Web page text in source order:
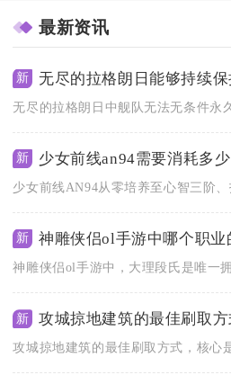
最新资讯
新 无尽的拉格朗日能够持续
新 少女前线an94需要消耗多
新 神雕侠侣ol手游中哪个职业的技能
新 攻城掠地建筑的最佳刷取